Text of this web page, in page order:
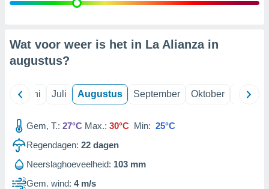
Wat voor weer is het in La Alianza in
augustus?
Juni Juli Augustus September Oktober
Gem, T.: 27°C Max.: 30°C Min: 25°C
Regendagen: 22 dagen
Neerslaghoeveelheid: 103 mm
Gem. wind: 4 m/s